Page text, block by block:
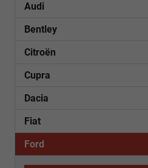
Audi
Bentley
Citroën
Cupra
Dacia
Fiat
Ford